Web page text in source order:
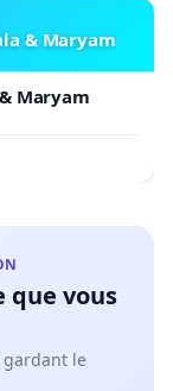
& Maryam
Maryam
que vous
gardant le